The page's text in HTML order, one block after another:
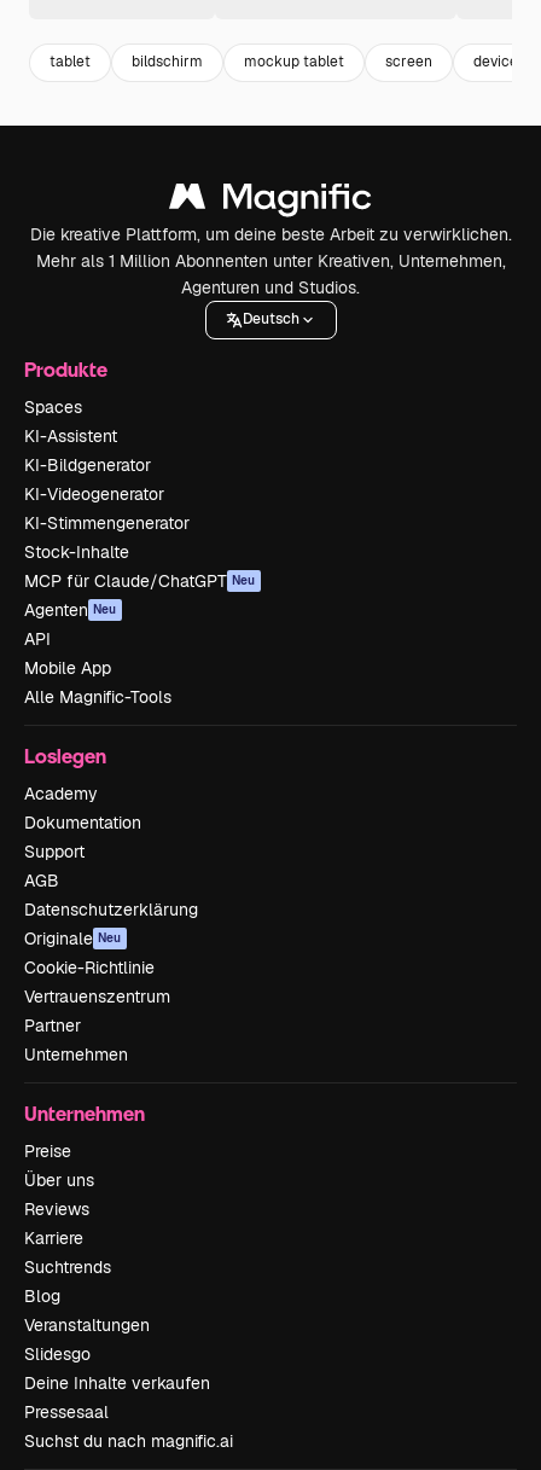
tablet bildschirm mockup tablet screen devices
Die kreative Plattform, um deine beste Arbeit zu verwirklichen.
Mehr als 1 Million Abonnenten unter Kreativen, Unternehmen,
Agenturen und Studios.
Deutsch
Produkte
Spaces
KI-Assistent
KI-Bildgenerator
KI-Videogenerator
KI-Stimmengenerator
Stock-Inhalte
MCP für Claude/ChatGPT Neu
Agenten Neu
API
Mobile App
Alle Magnific-Tools
Loslegen
Academy
Dokumentation
Support
AGB
Datenschutzerklärung
Originale Neu
Cookie-Richtlinie
Vertrauenszentrum
Partner
Unternehmen
Unternehmen
Preise
Über uns
Reviews
Karriere
Suchtrends
Blog
Veranstaltungen
Slidesgo
Deine Inhalte verkaufen
Pressesaal
Suchst du nach magnific.ai